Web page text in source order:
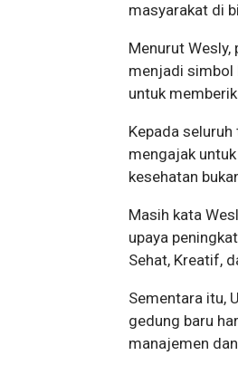
masyarakat di
Menurut
menjadi simbol
untuk
Kepada
mengajak
kesehatan
Masih kata
upaya
Sehat, Kreatif,
Sementara itu,
gedung baru
manajemen